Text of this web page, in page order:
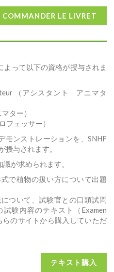
COMMANDER LE LIVRET
って以下の資格が授与されま
（アシスタント アニマタ
ター）
ェッサー）
モンストレーションを、SNHF
授与されます。
が求められます。
で植物の扱い方について出題
ついて、試験官との口頭試問
験内容のテキスト（Examen
らのサイトから購入していただ
テキスト購入